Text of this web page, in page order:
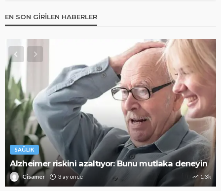
EN SON GIRILEN HABERLER
SAĞLIK
Alzheimer riskini azaltıyor: Bunu mutlaka deneyin
Cisamer 3 ay önce 1.3k